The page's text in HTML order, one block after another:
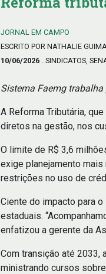
JORNAL EM CAMPO
ESCRITO POR NATHALIE
10/06/2026 . SINDICATOS,
Sistema Faemg
A Reforma Tributária,
diretos na gestão, nos
O limite de R$ 3,6
exige planejamento
restrições no uso de
Ciente do impacto para
estaduais.
enfatizou a gerente da
Com transição até 2033,
ministrando cursos